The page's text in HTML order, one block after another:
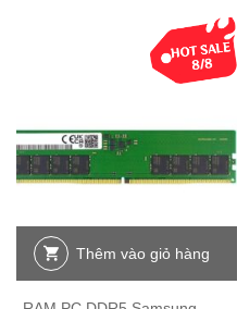
Thêm vào giỏ hàng